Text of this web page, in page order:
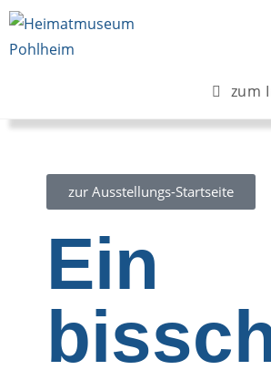
zum
zur Ausstellungs-Startseite
Ein